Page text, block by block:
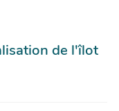
de l'îlot